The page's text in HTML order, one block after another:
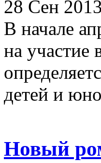
28 Сен 2013
В начале
на участие
детей и
Новый